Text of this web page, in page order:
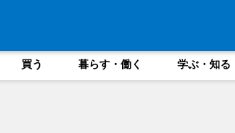
買う 暮らす・働く 学ぶ・知る